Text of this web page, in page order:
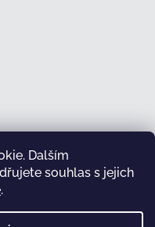
Dalším
souhlas s jejich
.